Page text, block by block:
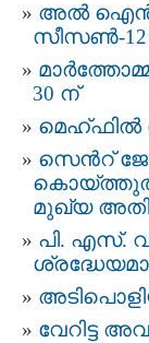
അൽ ഐൻ
സീസൺ-
30 ന്
മെഹ്ഫിൽ
സെന്‍റ്
മുഖ്യ
പി. എസ്.
വേറിട്ട